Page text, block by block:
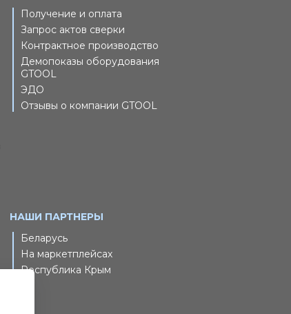
Получение и оплата
Запрос актов сверки
Контрактное производство
Демопоказы оборудования
GTOOL
ЭДО
Отзывы о компании GTOOL
НАШИ ПАРТНЕРЫ
Беларусь
На маркетплейсах
Республика Крым